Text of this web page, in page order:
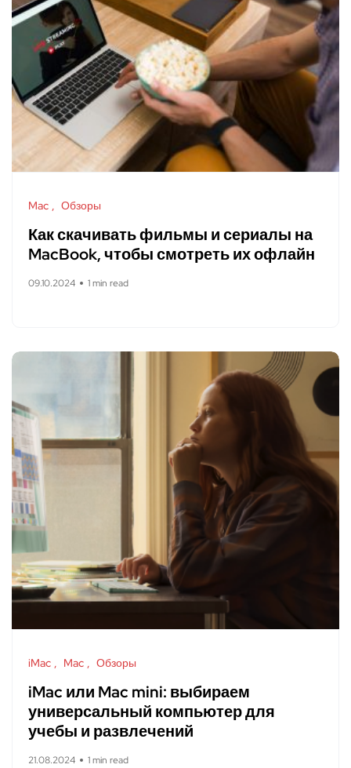
Mac Обзоры
Как скачивать фильмы и сериалы на
MacBook, чтобы смотреть их офлайн
09.10.2024 1 min read
iMac Mac Обзоры
iMac или Mac mini: выбираем
универсальный компьютер для
учебы и развлечений
21.08.2024 1 min read